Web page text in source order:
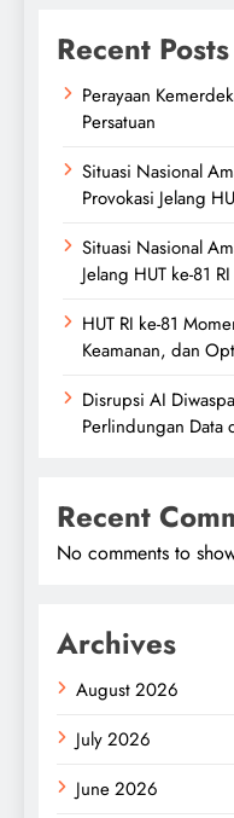
Recent Posts
Perayaan
Persatuan
Situasi Nasional
Provokasi Jelang
Situasi Nasional
Jelang HUT ke-81 RI
HUT RI ke-81
Keamanan, dan
Disrupsi AI
Perlindungan Data
Recent
No comments to
Archives
August 2026
July 2026
June 2026